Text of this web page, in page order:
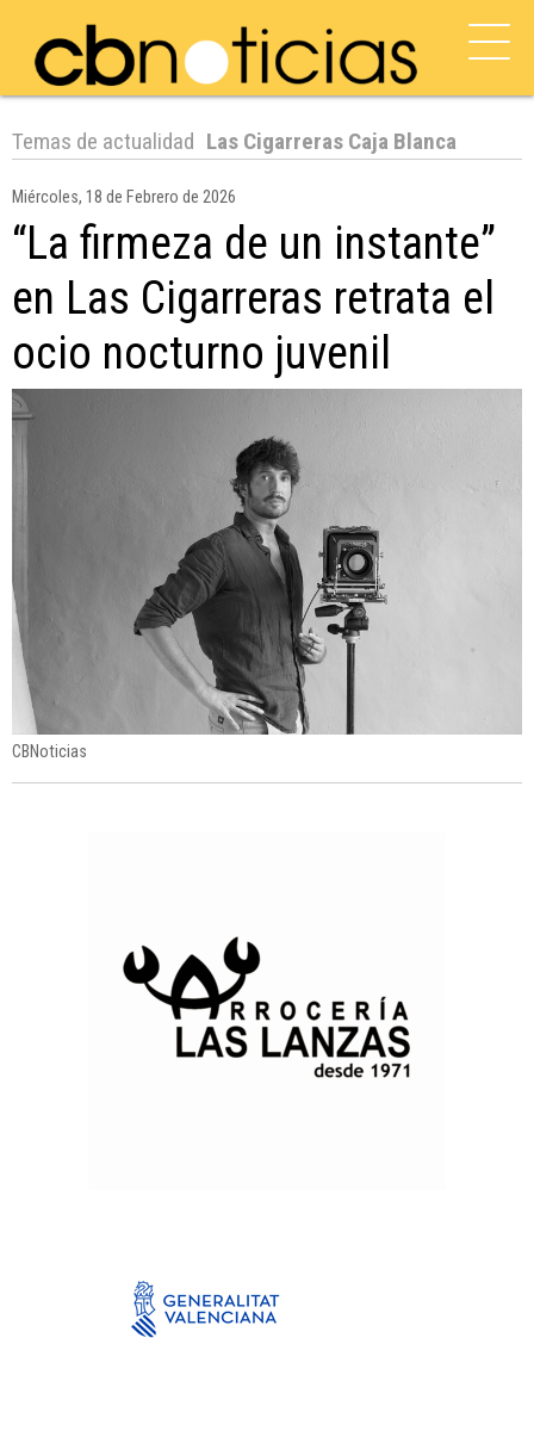
Temas de actualidad Las Cigarreras Caja Blanca
Miércoles, 18 de Febrero de 2026
“La firmeza de un instante”
en Las Cigarreras retrata el
ocio nocturno juvenil
CBNoticias